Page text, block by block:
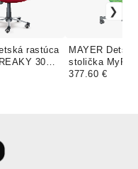
rastúca
30
MAYER
stolička
093 zelená
377.60 €